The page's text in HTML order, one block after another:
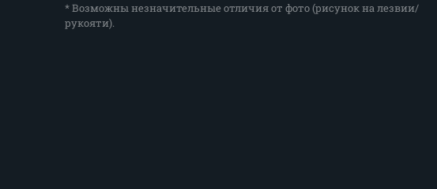
* Возможны незначительные отличия от фото (рисунок на лезвии/
рукояти).